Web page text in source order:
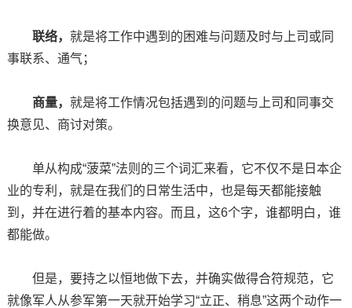
联络， 就是将工作中遇到的困难与问题及时与上司或同
事联系、通气；
商量， 就是将工作情况包括遇到的问题与上司和同事交
换意见、商讨对策。
单从构成“菠菜”法则的三个词汇来看，它不仅不是日本企
业的专利，就是在我们的日常生活中，也是每天都能接触
到，并在进行着的基本内容。而且，这6个字，谁都明白，谁
都能做。
但是，要持之以恒地做下去，并确实做得合符规范，它
就像军人从参军第一天就开始学习“立正、稍息”这两个动作一